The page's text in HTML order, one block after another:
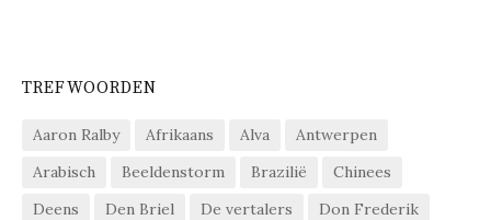
TREFWOORDEN
Aaron Ralby Afrikaans Alva
Antwerpen
Arabisch
Beeldenstorm Brazilië
Chinees
Deens
Den Briel De vertalers
Don Frederik